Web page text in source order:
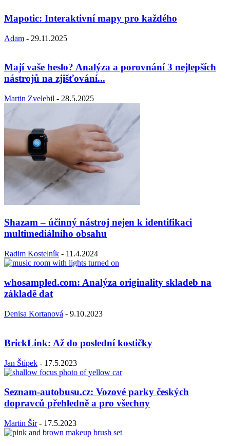
Mapotic: Interaktivní mapy pro každého
Adam - 29.11.2025
Mají vaše heslo? Analýza a porovnání 3 nejlepších
nástrojů na zjišťování...
Martin Zvelebil - 28.5.2025
Shazam – účinný nástroj nejen k identifikaci
multimediálního obsahu
Radim Kostelník - 11.4.2024
whosampled.com: Analýza originality skladeb na
základě dat
Denisa Kortanová - 9.10.2023
BrickLink: Až do poslední kostičky
Jan Štípek - 17.5.2023
Seznam-autobusu.cz: Vozové parky českých
dopravců přehledně a pro všechny
Martin Šír - 17.5.2023